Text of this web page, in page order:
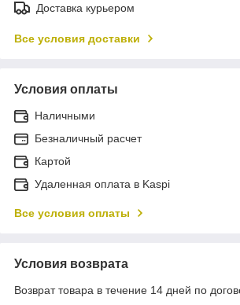
Доставка курьером
Все условия доставки
Условия оплаты
Наличными
Безналичный расчет
Картой
Удаленная оплата в Kaspi
Все условия оплаты
Условия возврата
Возврат товара в течение 14 дней по